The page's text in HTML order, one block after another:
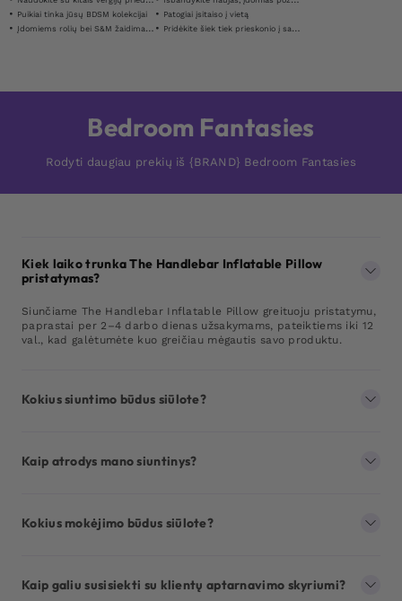
Puikiai tinka jūsų BDSM kolekcijai
Įdomiems rolių bei S&M žaidimams
Patogiai įsitaiso į vietą
Pridėkite šiek tiek prieskonio į savo seksualinį gyvenimą
Bedroom Fantasies
Rodyti daugiau prekių iš {BRAND} Bedroom Fantasies
Kiek laiko trunka The Handlebar Inflatable Pillow
pristatymas?
Siunčiame The Handlebar Inflatable Pillow greituoju pristatymu,
paprastai per 2–4 darbo dienas užsakymams, pateiktiems iki 12
val., kad galėtumėte kuo greičiau mėgautis savo produktu.
Kokius siuntimo būdus siūlote?
Kaip atrodys mano siuntinys?
Kokius mokėjimo būdus siūlote?
Kaip galiu susisiekti su klientų aptarnavimo skyriumi?